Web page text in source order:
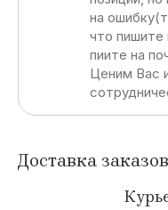
на
что пишите
пиите на
Ценим Вас
Доставка заказов